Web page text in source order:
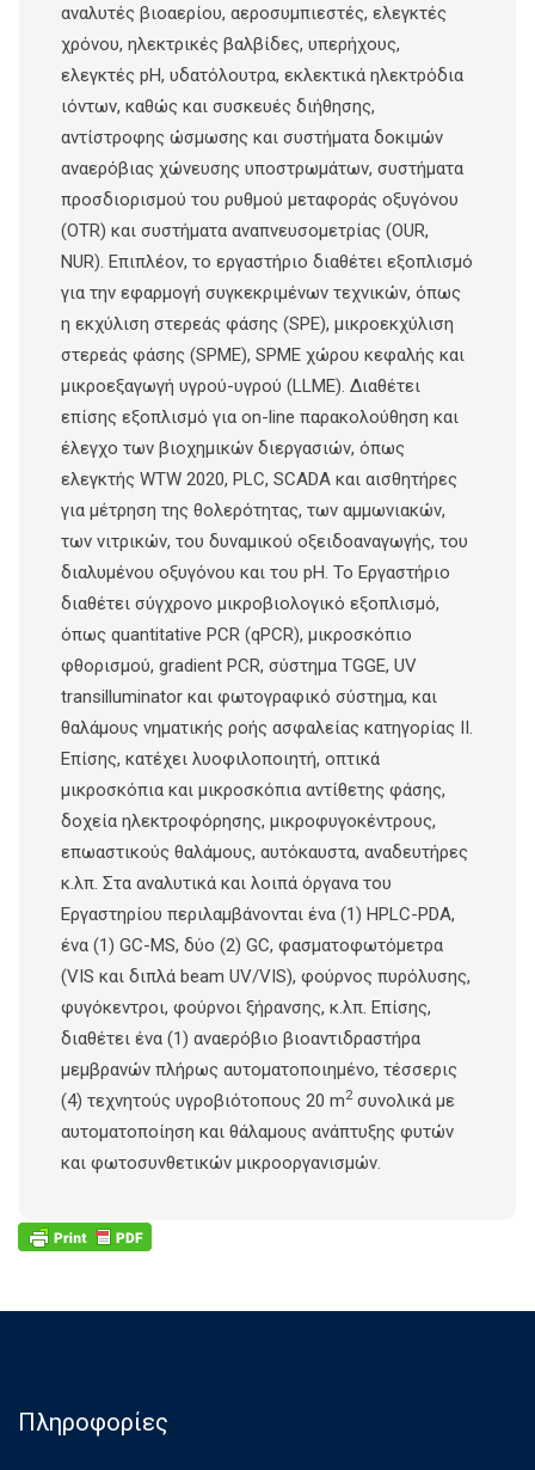
αναλυτές βιοαερίου, αεροσυμπιεστές, ελεγκτές
χρόνου, ηλεκτρικές βαλβίδες, υπερήχους,
ελεγκτές pH, υδατόλουτρα, εκλεκτικά ηλεκτρόδια
ιόντων, καθώς και συσκευές διήθησης,
αντίστροφης ώσμωσης και συστήματα δοκιμών
αναερόβιας χώνευσης υποστρωμάτων, συστήματα
προσδιορισμού του ρυθμού μεταφοράς οξυγόνου
(ΟΤR) και συστήματα αναπνευσομετρίας (OUR,
NUR). Επιπλέον, το εργαστήριο διαθέτει εξοπλισμό
για την εφαρμογή συγκεκριμένων τεχνικών, όπως
η εκχύλιση στερεάς φάσης (SPE), μικροεκχύλιση
στερεάς φάσης (SPME), SPME χώρου κεφαλής και
μικροεξαγωγή υγρού-υγρού (LLME). Διαθέτει
επίσης εξοπλισμό για on-line παρακολούθηση και
έλεγχο των βιοχημικών διεργασιών, όπως
ελεγκτής WTW 2020, PLC, SCADA και αισθητήρες
για μέτρηση της θολερότητας, των αμμωνιακών,
των νιτρικών, του δυναμικού οξειδοαναγωγής, του
διαλυμένου οξυγόνου και του pH. Το Εργαστήριο
διαθέτει σύγχρονο μικροβιολογικό εξοπλισμό,
όπως quantitative PCR (qPCR), μικροσκόπιο
φθορισμού, gradient PCR, σύστημα TGGE, UV
transilluminator και φωτογραφικό σύστημα, και
θαλάμους νηματικής ροής ασφαλείας κατηγορίας II.
Επίσης, κατέχει λυοφιλοποιητή, οπτικά
μικροσκόπια και μικροσκόπια αντίθετης φάσης,
δοχεία ηλεκτροφόρησης, μικροφυγοκέντρους,
επωαστικούς θαλάμους, αυτόκαυστα, αναδευτήρες
κ.λπ. Στα αναλυτικά και λοιπά όργανα του
Εργαστηρίου περιλαμβάνονται ένα (1) HPLC-PDA,
ένα (1) GC-MS, δύο (2) GC, φασματοφωτόμετρα
(VIS και διπλά beam UV/VIS), φούρνος πυρόλυσης,
φυγόκεντροι, φούρνοι ξήρανσης, κ.λπ. Επίσης,
διαθέτει ένα (1) αναερόβιο βιοαντιδραστήρα
μεμβρανών πλήρως αυτοματοποιημένο, τέσσερις
(4) τεχνητούς υγροβιότοπους 20 m2συνολικά με
αυτοματοποίηση και θάλαμους ανάπτυξης φυτών
και φωτοσυνθετικών μικροοργανισμών.
Πληροφορίες